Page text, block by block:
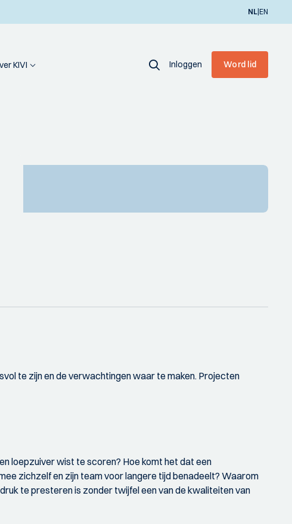
NL|EN
KIVI Inloggen Word lid
te zijn en de verwachtingen waar te maken. Projecten
loepzuiver wist te scoren? Hoe komt het dat een
zichzelf en zijn team voor langere tijd benadeelt? Waarom
te presteren is zonder twijfel een van de kwaliteiten van